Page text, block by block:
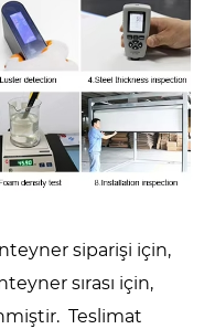
siparişi için,
sırası için,
Teslimat